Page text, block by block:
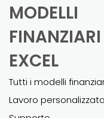
MODELLI
FINANZIARI
EXCEL
Tutti i modelli
Lavoro personalizzato